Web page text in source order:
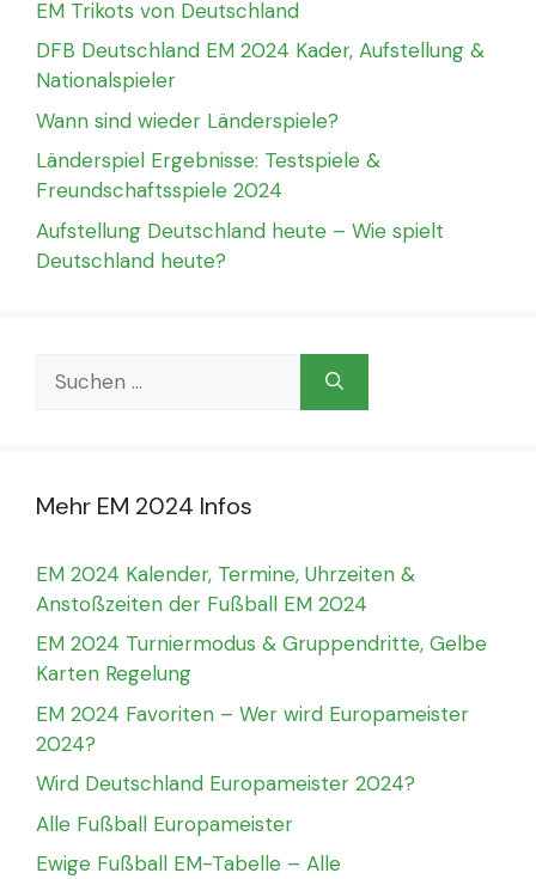
EM Trikots von Deutschland
DFB Deutschland EM 2024 Kader, Aufstellung &
Nationalspieler
Wann sind wieder Länderspiele?
Länderspiel Ergebnisse: Testspiele &
Freundschaftsspiele 2024
Aufstellung Deutschland heute – Wie spielt
Deutschland heute?
Suchen
nach:
Mehr EM 2024 Infos
EM 2024 Kalender, Termine, Uhrzeiten &
Anstoßzeiten der Fußball EM 2024
EM 2024 Turniermodus & Gruppendritte, Gelbe
Karten Regelung
EM 2024 Favoriten – Wer wird Europameister
2024?
Wird Deutschland Europameister 2024?
Alle Fußball Europameister
Ewige Fußball EM-Tabelle – Alle